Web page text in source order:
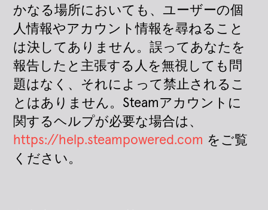
かなる場所においても、ユーザーの個
人情報やアカウント情報を尋ねること
は決してありません。誤ってあなたを
報告したと主張する人を無視しても問
題はなく、それによって禁止されるこ
とはありません。Steamアカウントに
関するヘルプが必要な場合は、
https://help.steampowered.com をご覧
ください。